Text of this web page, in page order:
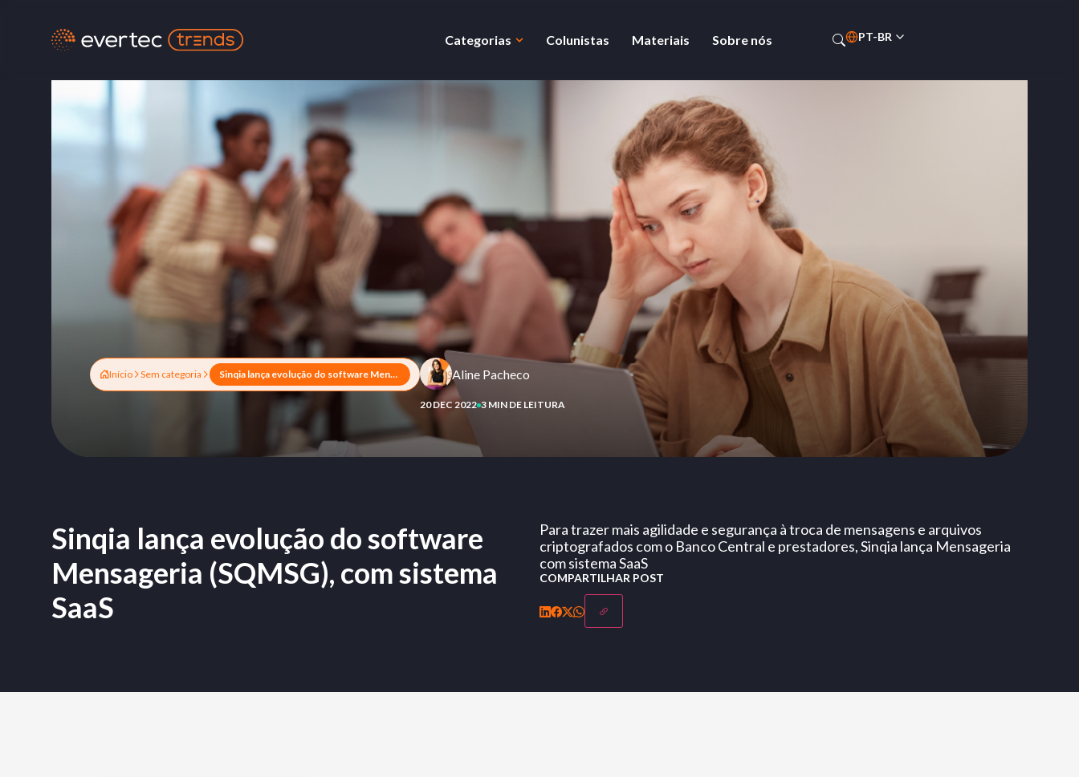
Categorias Colunistas Materiais Sobre nós PT-BR
Início Sem categoria Sinqia lança evolução do software Mensageria (SQMSG), com sistema SaaS Aline Pacheco
20 DEC 2022 3 MIN DE LEITURA
Sinqia lança evolução do software
Mensageria (SQMSG), com sistema
SaaS
Para trazer mais agilidade e segurança à troca de mensagens e arquivos
criptografados com o Banco Central e prestadores, Sinqia lança Mensageria
com sistema SaaS
COMPARTILHAR POST